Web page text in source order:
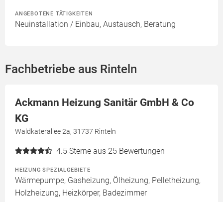
ANGEBOTENE TÄTIGKEITEN
Neuinstallation / Einbau, Austausch, Beratung
Fachbetriebe aus Rinteln
Ackmann Heizung Sanitär GmbH & Co
KG
Waldkaterallee 2a, 31737 Rinteln
4.5 Sterne aus 25 Bewertungen
HEIZUNG SPEZIALGEBIETE
Wärmepumpe, Gasheizung, Ölheizung, Pelletheizung,
Holzheizung, Heizkörper, Badezimmer